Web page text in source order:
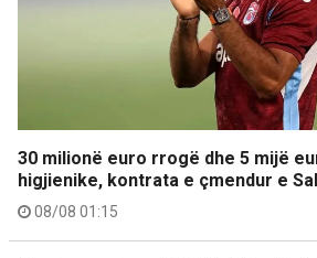
30 milionë euro rrogë dhe 5 mijë
higjienike, kontrata e çmendur e
08/08 01:15